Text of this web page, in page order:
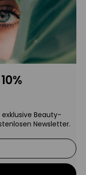
Beauty-
Newsletter.